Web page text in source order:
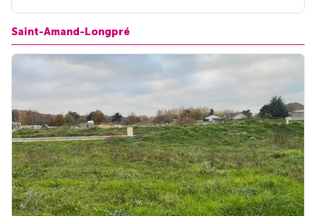
Saint-Amand-Longpré